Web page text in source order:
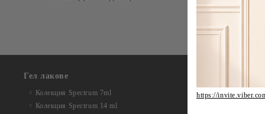
Гел лакове
Колекция Spectrum 7ml
Колекция Spectrum 14 ml
Колекция
Колекция
https://